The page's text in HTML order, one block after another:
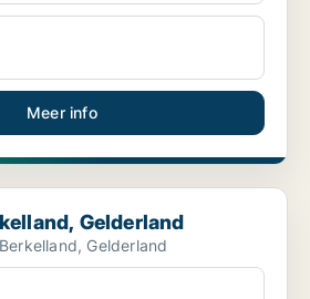
Meer info
Gelderland
Gelderland